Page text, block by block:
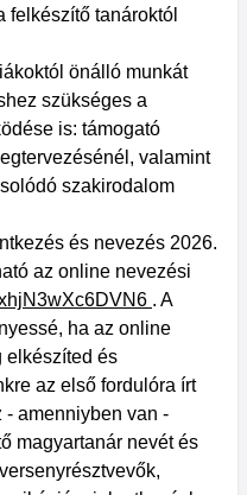
felkészítő tanároktól
önálló munkát
szükséges a
is: támogató
valamint
szakirodalom
és nevezés 2026.
az online nevezési
. A
ha az online
elkészíted és
az első fordulóra írt
amenniyben van -
magyartanár nevét és